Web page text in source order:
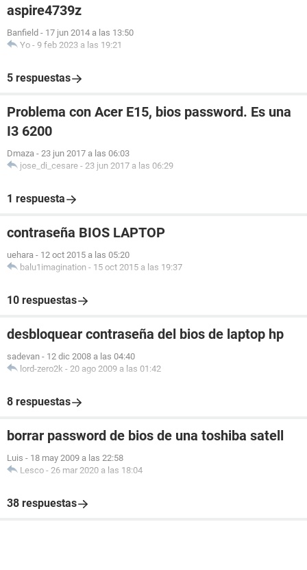
aspire4739z
Banfield - 17 jun 2014 a las 13:50
Yo - 9 feb 2023 a las 19:21
5 respuestas
Problema con Acer E15, bios password. Es una
I3 6200
Dmaza - 23 jun 2017 a las 06:03
jose_di_cesare - 23 jun 2017 a las 06:29
1 respuesta
contraseña BIOS LAPTOP
uehara - 12 oct 2015 a las 05:20
balu1imagination - 15 oct 2015 a las 19:37
10 respuestas
desbloquear contraseña del bios de laptop hp
sadevan - 12 dic 2008 a las 04:40
lord-zero2k - 20 ago 2009 a las 01:42
8 respuestas
borrar password de bios de una toshiba satell
Luis - 18 may 2009 a las 22:58
Lesco - 26 mar 2020 a las 18:04
38 respuestas